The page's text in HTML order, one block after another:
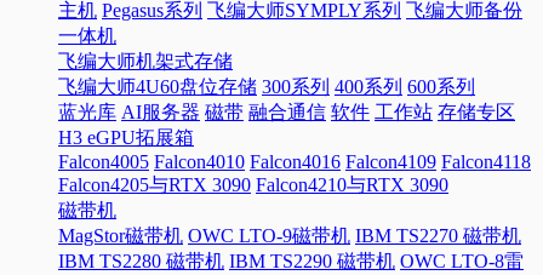
主机 Pegasus系列 飞编大师SYMPLY系列 飞编大师备份
一体机
飞编大师机架式存储
飞编大师4U60盘位存储 300系列 400系列 600系列
蓝光库 AI服务器 磁带 融合通信 软件 工作站 存储专区
H3 eGPU拓展箱
Falcon4005 Falcon4010 Falcon4016 Falcon4109 Falcon4118
Falcon4205与RTX 3090 Falcon4210与RTX 3090
磁带机
MagStor磁带机 OWC LTO-9磁带机 IBM TS2270 磁带机
IBM TS2280 磁带机 IBM TS2290 磁带机 OWC LTO-8雷